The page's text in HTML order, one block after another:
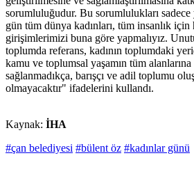
sorumluluğudur. Bu sorumlulukları
gün tüm dünya kadınları, tüm insanlık için
girişimlerimizi buna göre yapmalıyız.
toplumda referans, kadının toplumdaki
kamu ve toplumsal yaşamın tüm alanlarına
sağlanmadıkça, barışçı ve adil toplumu
olmayacaktır" ifadelerini kullandı.
Kaynak: İHA
#çan belediyesi #bülent öz #kadınlar günü